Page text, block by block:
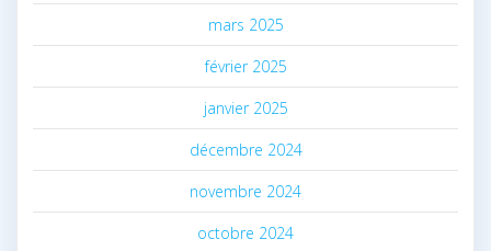
mars 2025
février 2025
janvier 2025
décembre 2024
novembre 2024
octobre 2024